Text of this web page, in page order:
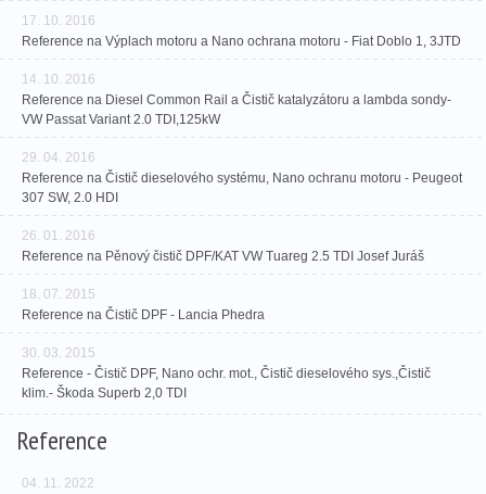
17. 10. 2016
Reference na Výplach motoru a Nano ochrana motoru - Fiat Doblo 1, 3JTD
14. 10. 2016
Reference na Diesel Common Rail a Čistič katalyzátoru a lambda sondy-
VW Passat Variant 2.0 TDI,125kW
29. 04. 2016
Reference na Čistič dieselového systému, Nano ochranu motoru - Peugeot
307 SW, 2.0 HDI
26. 01. 2016
Reference na Pěnový čistič DPF/KAT VW Tuareg 2.5 TDI Josef Juráš
18. 07. 2015
Reference na Čistič DPF - Lancia Phedra
30. 03. 2015
Reference - Čistič DPF, Nano ochr. mot., Čistič dieselového sys.,Čistič
klim.- Škoda Superb 2,0 TDI
Reference
04. 11. 2022